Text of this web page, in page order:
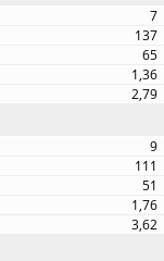
7
137
65
1,36
2,79
9
111
51
1,76
3,62